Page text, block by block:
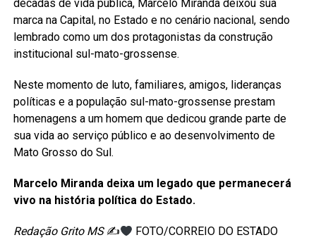
décadas de vida pública, Marcelo Miranda deixou sua
marca na Capital, no Estado e no cenário nacional, sendo
lembrado como um dos protagonistas da construção
institucional sul-mato-grossense.
Neste momento de luto, familiares, amigos, lideranças
políticas e a população sul-mato-grossense prestam
homenagens a um homem que dedicou grande parte de
sua vida ao serviço público e ao desenvolvimento de
Mato Grosso do Sul.
Marcelo Miranda deixa um legado que permanecerá
vivo na história política do Estado.
Redação Grito MS✍ FOTO/CORREIO DO ESTADO